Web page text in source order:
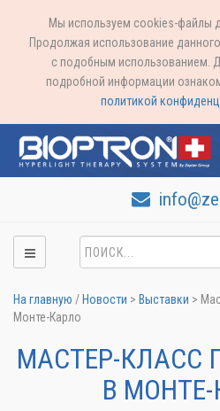
Мы используем cookies-файлы
Продолжая использование
с подобным использованием.
подробной информации
политикой
На главную / Новости > Выставки >
Монте-Карло
МАСТЕР-КЛАСС
В